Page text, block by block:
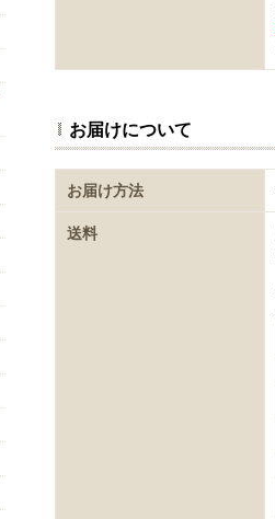
お届けについて
お届け方法
送料